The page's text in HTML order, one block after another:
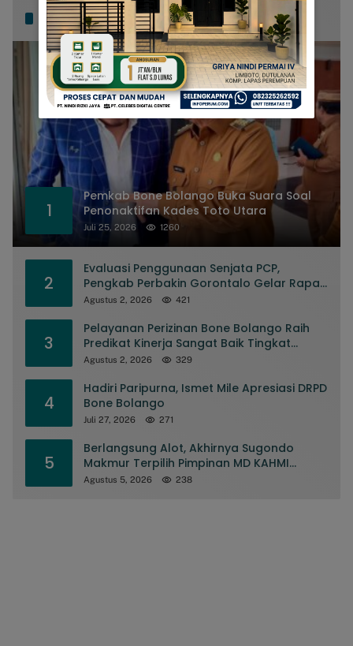
Popular Posts
1
Pemkab Bone Bolango Buka Suara Soal
Penonaktifan Kades Toto Utara
Juli 25, 2026 1260
2
Evaluasi Penggunaan Senjata PCP,
Pengkab Perbakin Gorontalo Gelar Rapat
Pengurus
Agustus 2, 2026 421
3
Pelayanan Perizinan Bone Bolango Raih
Predikat Kinerja Sangat Baik Tingkat
Nasional
Agustus 2, 2026 329
4
Hadiri Paripurna, Ismet Mile Apresiasi DRPD
Bone Bolango
Juli 27, 2026 271
5
Berlangsung Alot, Akhirnya Sugondo
Makmur Terpilih Pimpinan MD KAHMI
Kabupaten Gorontalo
Agustus 5, 2026 238